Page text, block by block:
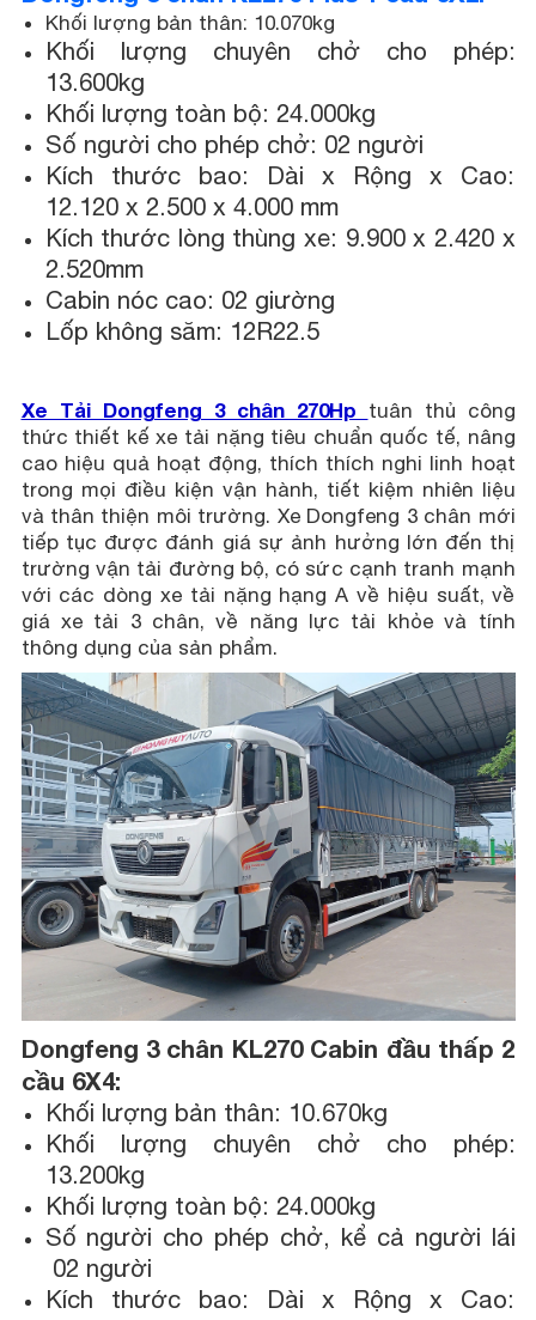
Khối lượng bản thân: 10.070kg
Khối lượng chuyên chở cho phép:
13.600kg
Khối lượng toàn bộ: 24.000kg
Số người cho phép chở: 02 người
Kích thước bao: Dài x Rộng x Cao:
12.120 x 2.500 x 4.000 mm
Kích thước lòng thùng xe: 9.900 x 2.420 x
2.520mm
Cabin nóc cao: 02 giường
Lốp không săm: 12R22.5
Xe Tải Dongfeng 3 chân 270Hp tuân thủ công
thức thiết kế xe tải nặng tiêu chuẩn quốc tế, nâng
cao hiệu quả hoạt động, thích thích nghi linh hoạt
trong mọi điều kiện vận hành, tiết kiệm nhiên liệu
và thân thiện môi trường. Xe Dongfeng 3 chân mới
tiếp tục được đánh giá sự ảnh hưởng lớn đến thị
trường vận tải đường bộ, có sức cạnh tranh mạnh
với các dòng xe tải nặng hạng A về hiệu suất, về
giá xe tải 3 chân, về năng lực tải khỏe và tính
thông dụng của sản phẩm.
Dongfeng 3 chân KL270 Cabin đầu thấp 2
cầu 6X4:
Khối lượng bản thân: 10.670kg
Khối lượng chuyên chở cho phép:
13.200kg
Khối lượng toàn bộ: 24.000kg
Số người cho phép chở, kể cả người lái
02 người
Kích thước bao: Dài x Rộng x Cao: